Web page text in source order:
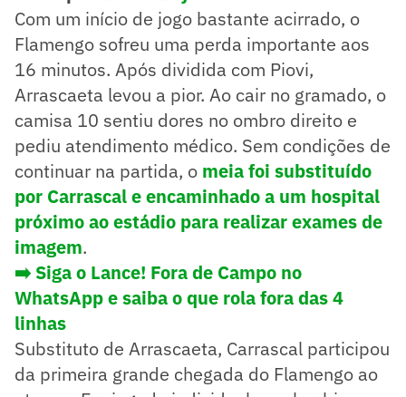
Com um início de jogo bastante acirrado, o
Flamengo sofreu uma perda importante aos
16 minutos. Após dividida com Piovi,
Arrascaeta levou a pior. Ao cair no gramado, o
camisa 10 sentiu dores no ombro direito e
pediu atendimento médico. Sem condições de
continuar na partida, o meia foi substituído
por Carrascal e encaminhado a um hospital
próximo ao estádio para realizar exames de
imagem.
➡️ Siga o Lance! Fora de Campo no
WhatsApp e saiba o que rola fora das 4
linhas
Substituto de Arrascaeta, Carrascal participou
da primeira grande chegada do Flamengo ao